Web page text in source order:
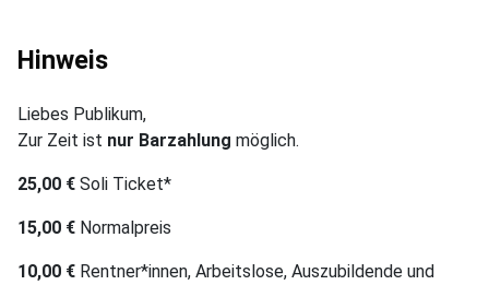
Hinweis
Liebes Publikum,
Zur Zeit ist nur Barzahlung möglich.
25,00 € Soli Ticket*
15,00 € Normalpreis
10,00 € Rentner*innen, Arbeitslose, Auszubildende und